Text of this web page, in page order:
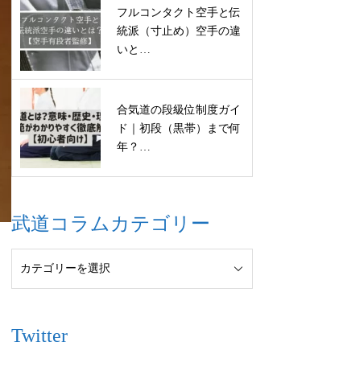
フルコンタクト空手と伝
統派（寸止め）空手の違
いと…
合気道の段級位制度ガイ
ド｜初段（黒帯）まで何
年？…
武道コラムカテゴリー
Twitter